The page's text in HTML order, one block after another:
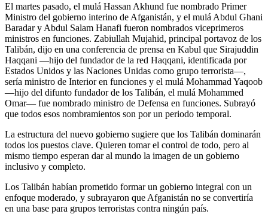
El martes pasado, el mulá Hassan Akhund fue nombrado Primer
Ministro del gobierno interino de Afganistán, y el mulá Abdul Ghani
Baradar y Abdul Salam Hanafi fueron nombrados viceprimeros
ministros en funciones. Zabiullah Mujahid, principal portavoz de los
Talibán, dijo en una conferencia de prensa en Kabul que Sirajuddin
Haqqani —hijo del fundador de la red Haqqani, identificada por
Estados Unidos y las Naciones Unidas como grupo terrorista—,
sería ministro de Interior en funciones y el mulá Mohammad Yaqoob
—hijo del difunto fundador de los Talibán, el mulá Mohammed
Omar— fue nombrado ministro de Defensa en funciones. Subrayó
que todos esos nombramientos son por un periodo temporal.
La estructura del nuevo gobierno sugiere que los Talibán dominarán
todos los puestos clave. Quieren tomar el control de todo, pero al
mismo tiempo esperan dar al mundo la imagen de un gobierno
inclusivo y completo.
Los Talibán habían prometido formar un gobierno integral con un
enfoque moderado, y subrayaron que Afganistán no se convertiría
en una base para grupos terroristas contra ningún país.